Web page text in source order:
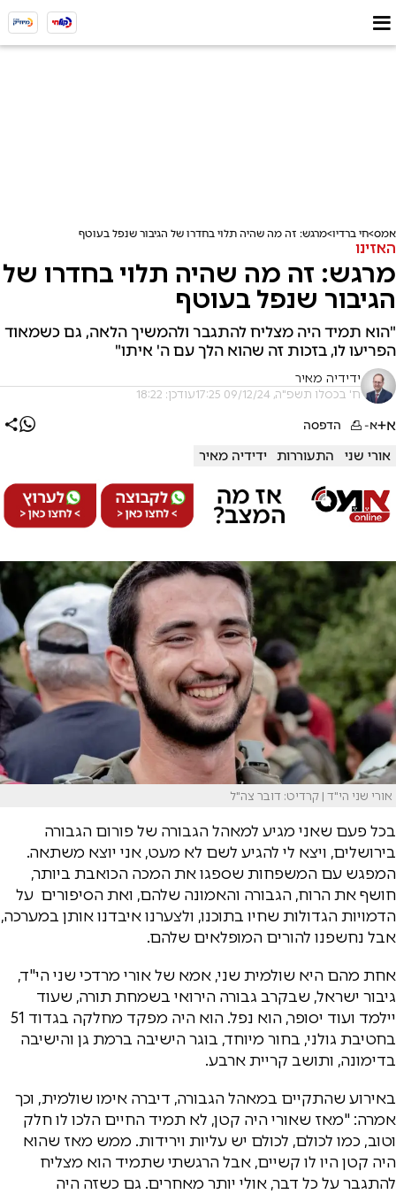
אמס חי ברדיו מרגש: זה מה שהיה תלוי בחדרו של הגיבור שנפל בעוטף
האזינו
מרגש: זה מה שהיה תלוי בחדרו של
הגיבור שנפל בעוטף
"הוא תמיד היה מצליח להתגבר ולהמשיך הלאה, גם כשמאוד
הפריעו לו, בזכות זה שהוא הלך עם ה' איתו"
ידידיה מאיר
ח' בכסלו תשפ"ה, 09/12/24 17:25 עודכן: 18:22
א+א- הדפסה
אורי שני התעוררות ידידיה מאיר
אורי שני הי"ד | קרדיט: דובר צה"ל
בכל פעם שאני מגיע למאהל הגבורה של פורום הגבורה
בירושלים, ויצא לי להגיע לשם לא מעט, אני יוצא משתאה.
המפגש עם המשפחות שספגו את המכה הכואבת ביותר,
חושף את הרוח, הגבורה והאמונה שלהם, ואת הסיפורים על
הדמויות הגדולות שחיו בתוכנו, ולצערנו איבדנו אותן במערכה,
אבל נחשפנו להורים המופלאים שלהם.
אחת מהם היא שולמית שני, אמא של אורי מרדכי שני הי"ד,
גיבור ישראל, שבקרב גבורה הירואי בשמחת תורה, שעוד
יילמד ועוד יסופר, הוא נפל. הוא היה מפקד מחלקה בגדוד 51
בחטיבת גולני, בחור מיוחד, בוגר הישיבה ברמת גן והישיבה
בדימונה, ותושב קריית ארבע.
באירוע שהתקיים במאהל הגבורה, דיברה אימו שולמית, וכך
אמרה: "מאז שאורי היה קטן, לא תמיד החיים הלכו לו חלק
וטוב, כמו לכולם, לכולם יש עליות וירידות. ממש מאז שהוא
היה קטן היו לו קשיים, אבל הרגשתי שתמיד הוא מצליח
להתגבר על כל דבר, אולי יותר מאחרים. גם כשזה היה